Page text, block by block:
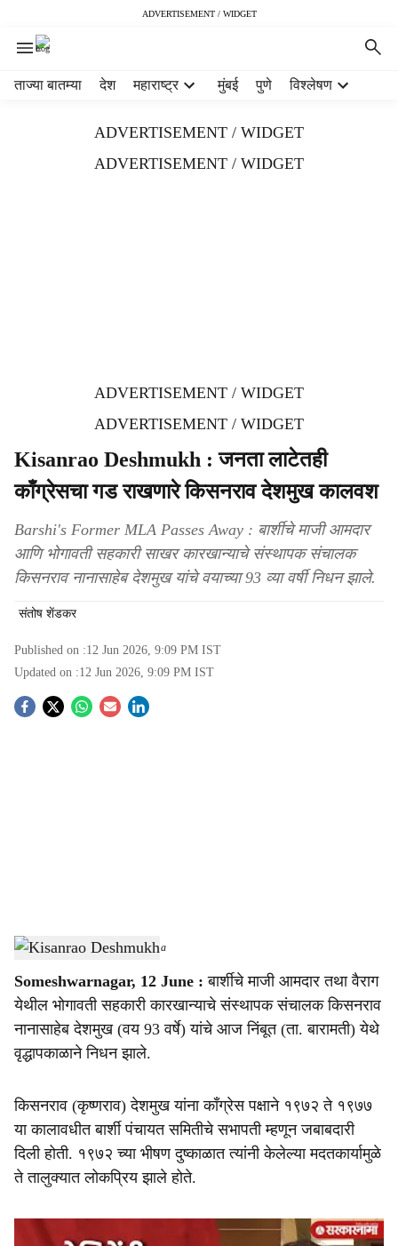
ADVERTISEMENT / WIDGET
ताज्या बातम्या देश महाराष्ट्र मुंबई पुणे विश्लेषण
ADVERTISEMENT / WIDGET
ADVERTISEMENT / WIDGET
ADVERTISEMENT / WIDGET
ADVERTISEMENT / WIDGET
Kisanrao Deshmukh : जनता लाटेतही
काँग्रेसचा गड राखणारे किसनराव देशमुख कालवश
Barshi's Former MLA Passes Away : बार्शीचे माजी आमदार
आणि भोगावती सहकारी साखर कारखान्याचे संस्थापक संचालक
किसनराव नानासाहेब देशमुख यांचे वयाच्या 93 व्या वर्षी निधन झाले.
संतोष शेंडकर
Published on :12 Jun 2026, 9:09 PM IST
Updated on :12 Jun 2026, 9:09 PM IST
S
a
r
e
Kisanrao Deshmukh-Sarkarnama
Someshwarnagar, 12 June : बार्शीचे माजी आमदार तथा वैराग
येथील भोगावती सहकारी कारखान्याचे संस्थापक संचालक किसनराव
नानासाहेब देशमुख (वय 93 वर्षे) यांचे आज निंबूत (ता. बारामती) येथे
वृद्धापकाळाने निधन झाले.
किसनराव (कृष्णराव) देशमुख यांना काँग्रेस पक्षाने १९७२ ते १९७७
या कालावधीत बार्शी पंचायत समितीचे सभापती म्हणून जबाबदारी
दिली होती. १९७२ च्या भीषण दुष्काळात त्यांनी केलेल्या मदतकार्यामुळे
ते तालुक्यात लोकप्रिय झाले होते.